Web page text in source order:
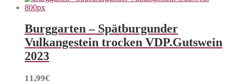
Burggarten – Spätburgunder
Vulkangestein trocken VDP.Gutswein
2023
11,99€